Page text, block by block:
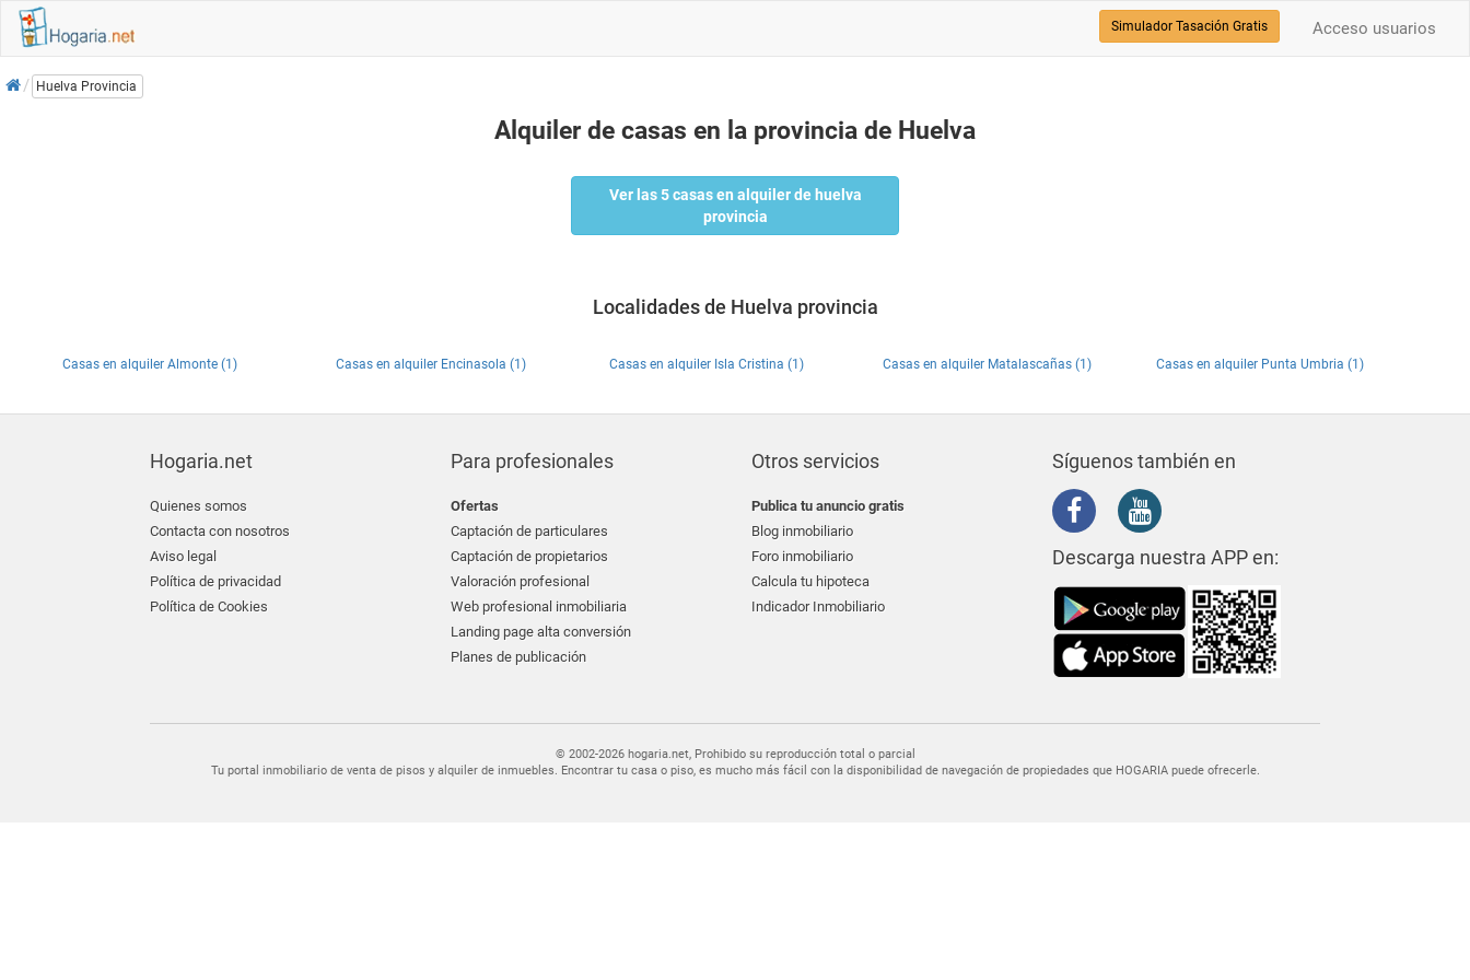
Acceso usuarios
Simulador Tasación Gratis
InicioHuelva Provincia
Alquiler de casas en la provincia de Huelva
Ver las 5 casas en alquiler de huelva
provincia
Localidades de Huelva provincia
Casas en alquiler Almonte (1) Casas en alquiler Encinasola (1) Casas en alquiler Isla Cristina (1) Casas en alquiler Matalascañas (1) Casas en alquiler Punta Umbria (1)
Hogaria.net
Quienes somos
Contacta con nosotros
Aviso legal
Política de privacidad
Política de Cookies
Para profesionales
Ofertas
Captación de particulares
Captación de propietarios
Valoración profesional
Web profesional inmobiliaria
Landing page alta conversión
Planes de publicación
Otros servicios
Publica tu anuncio gratis
Blog inmobiliario
Foro inmobiliario
Calcula tu hipoteca
Indicador Inmobiliario
Síguenos también en
Descarga nuestra APP en:
© 2002-2026 hogaria.net, Prohibido su reproducción total o parcial
Tu portal inmobiliario de venta de pisos y alquiler de inmuebles. Encontrar tu casa o piso, es mucho más fácil con la disponibilidad de navegación de propiedades que HOGARIA puede ofrecerle.